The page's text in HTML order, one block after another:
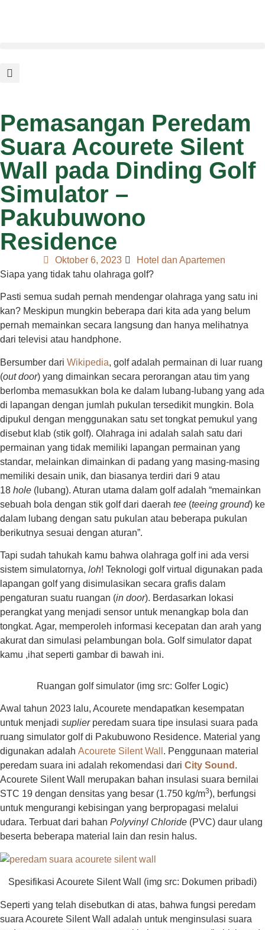
Pemasangan Peredam
Suara Acourete Silent
Wall pada Dinding Golf
Simulator –
Pakubuwono
Residence
Oktober 6, 2023
Hotel dan Apartemen
Siapa yang tidak tahu olahraga golf?
Pasti semua sudah pernah mendengar olahraga yang satu ini
kan? Meskipun mungkin beberapa dari kita ada yang belum
pernah memainkan secara langsung dan hanya melihatnya
dari televisi atau handphone.
Bersumber dari Wikipedia, golf adalah permainan di luar ruang
(out door) yang dimainkan secara perorangan atau tim yang
berlomba memasukkan bola ke dalam lubang-lubang yang ada
di lapangan dengan jumlah pukulan tersedikit mungkin. Bola
dipukul dengan menggunakan satu set tongkat pemukul yang
disebut klab (stik golf). Olahraga ini adalah salah satu dari
permainan yang tidak memiliki lapangan permainan yang
standar, melainkan dimainkan di padang yang masing-masing
memiliki desain unik, dan biasanya terdiri dari 9 atau
18 hole (lubang). Aturan utama dalam golf adalah “memainkan
sebuah bola dengan stik golf dari daerah tee (teeing ground) ke
dalam lubang dengan satu pukulan atau beberapa pukulan
berikutnya sesuai dengan aturan”.
Tapi sudah tahukah kamu bahwa olahraga golf ini ada versi
sistem simulatornya, loh! Teknologi golf virtual digunakan pada
lapangan golf yang disimulasikan secara grafis dalam
pengaturan suatu ruangan (in door). Berdasarkan lokasi
perangkat yang menjadi sensor untuk menangkap bola dan
tongkat. Agar, memperoleh informasi kecepatan dan arah yang
akurat dan simulasi pelambungan bola. Golf simulator dapat
kamu ,ihat seperti gambar di bawah ini.
Ruangan golf simulator (img src: Golfer Logic)
Awal tahun 2023 lalu, Acourete mendapatkan kesempatan
untuk menjadi suplierperedam suara tipe insulasi suara pada
ruang simulator golf di Pakubuwono Residence. Material yang
digunakan adalah Acourete Silent Wall . Penggunaan material
peredam suara ini adalah rekomendasi dari City Sound .
Acourete Silent Wall merupakan bahan insulasi suara bernilai
STC 19 dengan densitas yang besar (1.750 kg/m3), berfungsi
untuk mengurangi kebisingan yang berpropagasi melalui
udara. Terbuat dari bahan Polyvinyl Chloride (PVC) daur ulang
beserta beberapa material lain dan resin halus.
Spesifikasi Acourete Silent Wall (img src: Dokumen pribadi)
Seperti yang telah disebutkan di atas, bahwa fungsi peredam
suara Acourete Silent Wall adalah untuk menginsulasi suara